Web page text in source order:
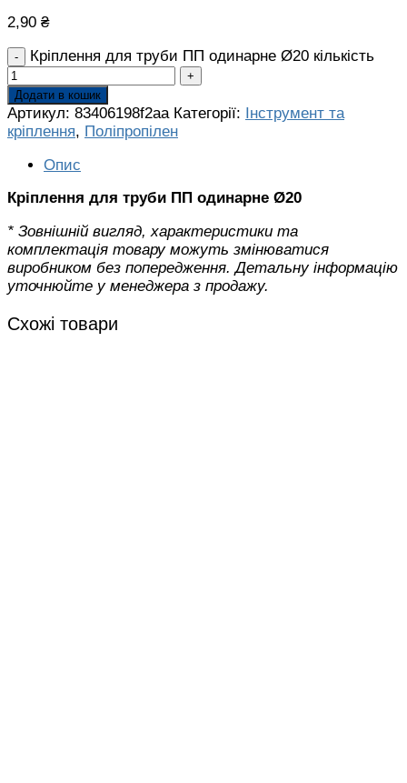
2,90 ₴
Кріплення для труби ПП одинарне Ø20 кількість
Додати в кошик
Артикул: 83406198f2aa Категорії: Інструмент та
кріплення, Поліпропілен
Опис
Кріплення для труби ПП одинарне Ø20
* Зовнішній вигляд, характеристики та
комплектація товару можуть змінюватися
виробником без попередження. Детальну інформацію
уточнюйте у менеджера з продажу.
Схожі товари